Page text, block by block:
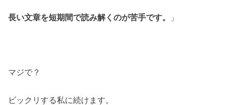
長い文章を短期間で読み解くのが苦手です。 」
マジで？
ビックリする私に続けます。